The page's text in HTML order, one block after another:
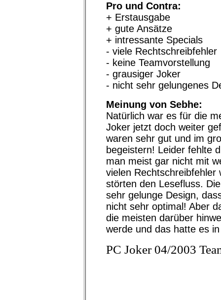
Pro und Contra:
+ Erstausgabe
+ gute Ansätze
+ intressante Specials
- viele Rechtschreibfehler
- keine Teamvorstellung
- grausiger Joker
- nicht sehr gelungenes
Meinung von Sebhe:
Natürlich war es für die
Joker jetzt doch weiter
waren sehr gut und im
begeistern! Leider fehlte
man meist gar nicht mit
vielen Rechtschreibfehler
störten den Lesefluss.
sehr gelunge Design,
nicht sehr optimal! Aber
die meisten darüber
werde und das hatte es
PC Joker 04/2003